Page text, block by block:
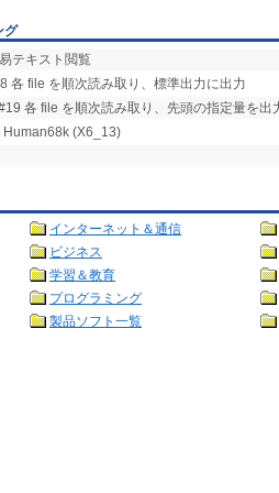
グ
テキスト閲覧
各 file を順次読み取り、標準出力に出力
各 file を順次読み取り、先頭の指定量を出
Human68k (X6_13)
インターネット＆通信
ビジネス
学習＆教育
プログラミング
製品ソフト一覧